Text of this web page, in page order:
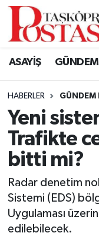
ASAYİŞ GÜNDEM
HABERLER GÜNDEM
Yeni
Trafikte
bitti mi?
Radar denetim
Sistemi (EDS)
Uygulaması
edilebilecek.
Kastamonu
Araç
Azdavay
Bozkurt
Çatalzeytin